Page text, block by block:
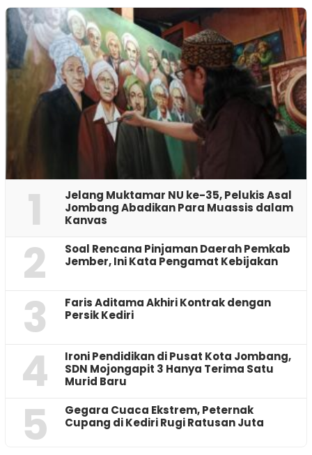
1
Jelang Muktamar NU ke-35, Pelukis Asal
Jombang Abadikan Para Muassis dalam
Kanvas
2
‎Soal Rencana Pinjaman Daerah Pemkab
Jember, Ini Kata Pengamat Kebijakan ‎
3
Faris Aditama Akhiri Kontrak dengan
Persik Kediri
4
Ironi Pendidikan di Pusat Kota Jombang,
SDN Mojongapit 3 Hanya Terima Satu
Murid Baru
5
‎Gegara Cuaca Ekstrem, Peternak
Cupang di Kediri Rugi Ratusan Juta